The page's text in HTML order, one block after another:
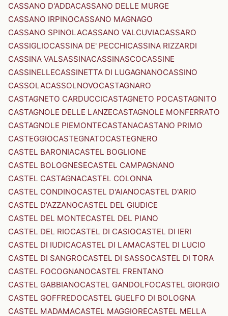
CASSANO D'ADDACASSANO DELLE MURGE
CASSANO IRPINOCASSANO MAGNAGO
CASSANO SPINOLACASSANO VALCUVIACASSARO
CASSIGLIOCASSINA DE' PECCHICASSINA RIZZARDI
CASSINA VALSASSINACASSINASCOCASSINE
CASSINELLECASSINETTA DI LUGAGNANOCASSINO
CASSOLACASSOLNOVOCASTAGNARO
CASTAGNETO CARDUCCICASTAGNETO POCASTAGNITO
CASTAGNOLE DELLE LANZECASTAGNOLE MONFERRATO
CASTAGNOLE PIEMONTECASTANACASTANO PRIMO
CASTEGGIOCASTEGNATOCASTEGNERO
CASTEL BARONIACASTEL BOGLIONE
CASTEL BOLOGNESECASTEL CAMPAGNANO
CASTEL CASTAGNACASTEL COLONNA
CASTEL CONDINOCASTEL D'AIANOCASTEL D'ARIO
CASTEL D'AZZANOCASTEL DEL GIUDICE
CASTEL DEL MONTECASTEL DEL PIANO
CASTEL DEL RIOCASTEL DI CASIOCASTEL DI IERI
CASTEL DI IUDICACASTEL DI LAMACASTEL DI LUCIO
CASTEL DI SANGROCASTEL DI SASSOCASTEL DI TORA
CASTEL FOCOGNANOCASTEL FRENTANO
CASTEL GABBIANOCASTEL GANDOLFOCASTEL GIORGIO
CASTEL GOFFREDOCASTEL GUELFO DI BOLOGNA
CASTEL MADAMACASTEL MAGGIORECASTEL MELLA